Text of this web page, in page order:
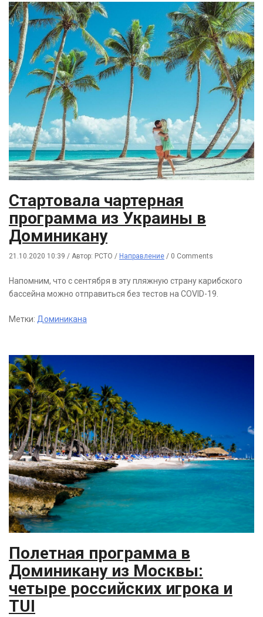
Стартовала чартерная
программа из Украины в
Доминикану
21.10.2020 10:39 / Автор: РСТО / Направление / 0 Comments
Напомним, что с сентября в эту пляжную страну карибского
бассейна можно отправиться без тестов на COVID-19.
Метки: Доминикана
Полетная программа в
Доминикану из Москвы:
четыре российских игрока и
TUI